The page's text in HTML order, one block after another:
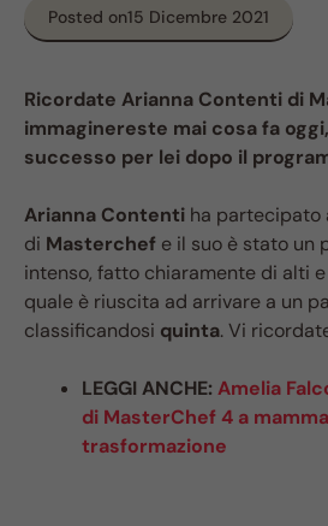
Posted on15 Dicembre 2021
Ricordate Arianna Contenti di
immaginereste mai cosa fa
successo per lei dopo il
Arianna Contenti ha partecipato
di Masterchef e il suo è stato un
intenso, fatto chiaramente di alti
quale è riuscita ad arrivare a un
classificandosi quinta. Vi
LEGGI ANCHE: Amelia
di MasterChef 4 a
trasformazione